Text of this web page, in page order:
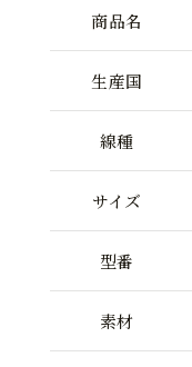
商品名
生産国
線種
サイズ
型番
素材